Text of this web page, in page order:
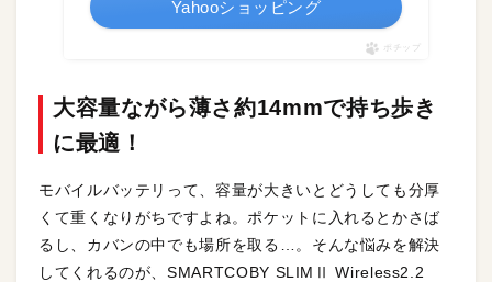
Yahooショッピング
ポチップ
大容量ながら薄さ約14mmで持ち歩き
に最適！
モバイルバッテリって、容量が大きいとどうしても分厚
くて重くなりがちですよね。ポケットに入れるとかさば
るし、カバンの中でも場所を取る…。そんな悩みを解決
してくれるのが、SMARTCOBY SLIMⅡ Wireless2.2